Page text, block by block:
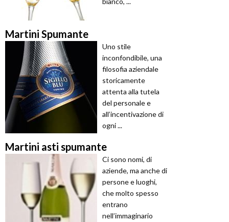
Martini Spumante
Uno stile
inconfondibile, una
filosofia aziendale
storicamente
attenta alla tutela
del personale e
all’incentivazione di
ogni ...
Martini asti spumante
Ci sono nomi, di
aziende, ma anche di
persone e luoghi,
che molto spesso
entrano
nell’immaginario